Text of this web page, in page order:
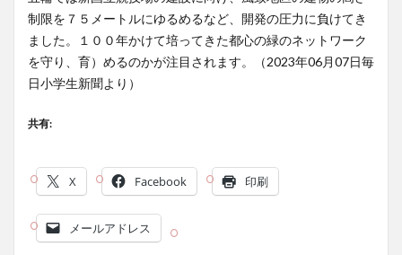
制限を７５メートルにゆるめるなど、開発の圧力に負けてき
ました。１００年かけて培ってきた都心の緑のネットワーク
を守り、育）めるのかが注目されます。（2023年06月07日毎
日小学生新聞より）
共有:
X Facebook 印刷
メールアドレス